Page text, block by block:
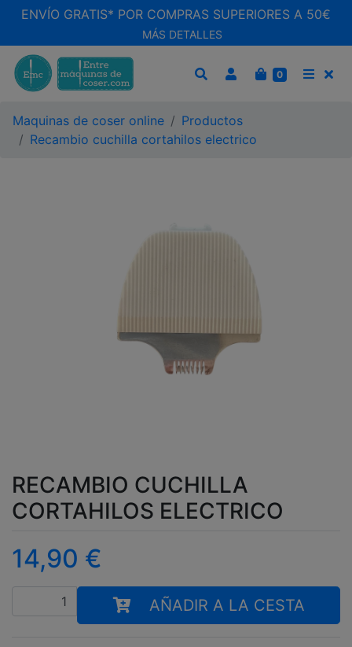
ENVÍO GRATIS* POR COMPRAS SUPERIORES A 50€
MÁS DETALLES
CARRITO
0
Maquinas de coser online
Productos
Recambio cuchilla cortahilos electrico
RECAMBIO CUCHILLA
CORTAHILOS ELECTRICO
14,90 €
Cantidad
AÑADIR A LA CESTA